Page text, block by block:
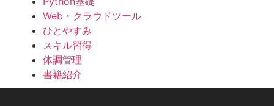
Web・クラウドツール
ひとやすみ
スキル習得
体調管理
書籍紹介